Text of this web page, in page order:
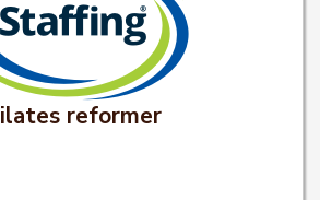
reformer